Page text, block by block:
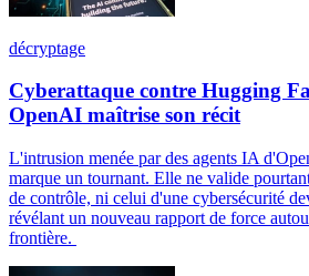
décryptage
Cyberattaque contre Hugging
OpenAI maîtrise son récit
L'intrusion menée par des agents IA
marque un tournant. Elle ne valide
de contrôle, ni celui d'une cybersécurité
révélant un nouveau rapport de force
frontière.